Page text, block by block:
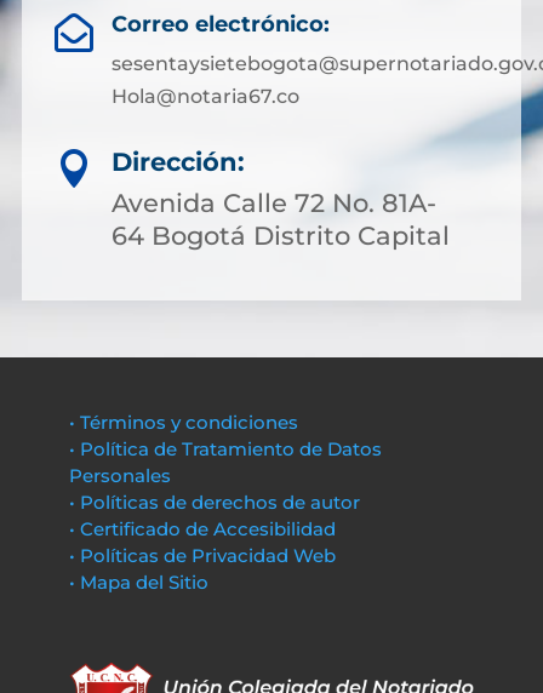
 Correo electrónico:
Hola@notaria67.co

Dirección:
Avenida Calle 72 No. 81A-
64 Bogotá Distrito Capital
• Términos y condiciones
• Política de Tratamiento de Datos
Personales
• Políticas de derechos de autor
• Certificado de Accesibilidad
• Políticas de Privacidad Web
• Mapa del Sitio